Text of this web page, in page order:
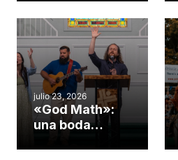
Cary se
convirtió en un
insólito campo
misionero te
cuento
julio 23, 2026
«God Math»:
una boda